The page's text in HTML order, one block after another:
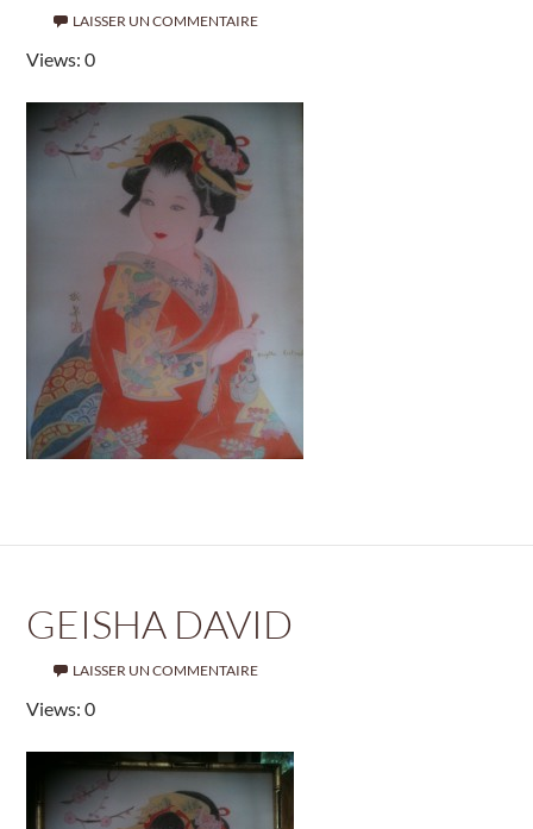
LAISSER UN COMMENTAIRE
Views: 0
GEISHA DAVID
LAISSER UN COMMENTAIRE
Views: 0